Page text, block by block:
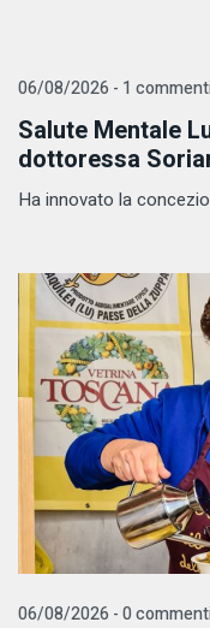
06/08/2026 - 1
Salute Mentale
dottoressa
Ha innovato la
06/08/2026 - 0